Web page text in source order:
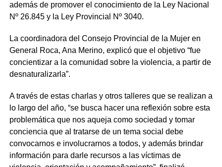
además de promover el conocimiento de la Ley Nacional
Nº 26.845 y la Ley Provincial Nº 3040.
La coordinadora del Consejo Provincial de la Mujer en
General Roca, Ana Merino, explicó que el objetivo “fue
concientizar a la comunidad sobre la violencia, a partir de
desnaturalizarla”.
A través de estas charlas y otros talleres que se realizan a
lo largo del año, “se busca hacer una reflexión sobre esta
problemática que nos aqueja como sociedad y tomar
conciencia que al tratarse de un tema social debe
convocarnos e involucrarnos a todos, y además brindar
información para darle recursos a las víctimas de